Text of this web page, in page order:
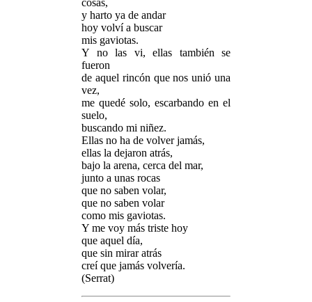
cosas,
y harto ya de andar
hoy volví a buscar
mis gaviotas.
Y no las vi, ellas también se
fueron
de aquel rincón que nos unió una
vez,
me quedé solo, escarbando en el
suelo,
buscando mi niñez.
Ellas no ha de volver jamás,
ellas la dejaron atrás,
bajo la arena, cerca del mar,
junto a unas rocas
que no saben volar,
que no saben volar
como mis gaviotas.
Y me voy más triste hoy
que aquel día,
que sin mirar atrás
creí que jamás volvería.
(Serrat)